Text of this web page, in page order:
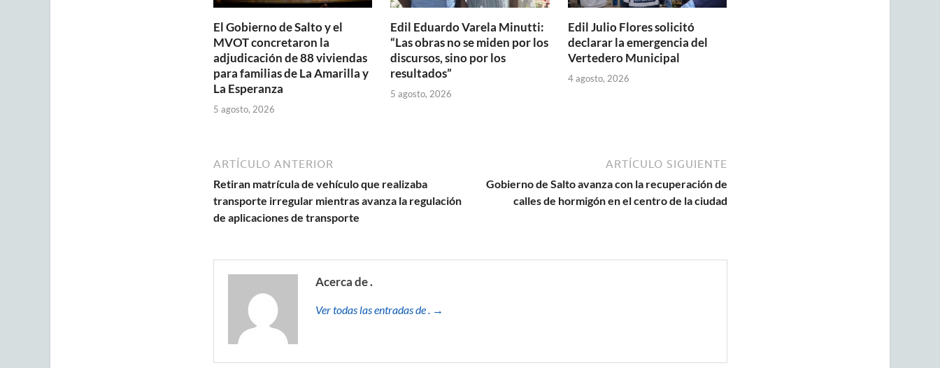
El Gobierno de Salto y el
MVOT concretaron la
adjudicación de 88 viviendas
para familias de La Amarilla y
La Esperanza
5 agosto, 2026
Edil Eduardo Varela Minutti:
“Las obras no se miden por los
discursos, sino por los
resultados”
5 agosto, 2026
Edil Julio Flores solicitó
declarar la emergencia del
Vertedero Municipal
4 agosto, 2026
ARTÍCULO ANTERIOR
Retiran matrícula de vehículo que realizaba
transporte irregular mientras avanza la regulación
de aplicaciones de transporte
ARTÍCULO SIGUIENTE
Gobierno de Salto avanza con la recuperación de
calles de hormigón en el centro de la ciudad
Acerca de .
Ver todas las entradas de . →